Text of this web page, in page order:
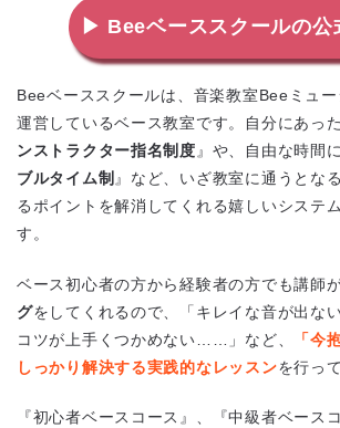
▶ Beeベーススクールの公
Beeベーススクールは、音楽教室Beeミュ
運営しているベース教室です。自分にあっ
ンストラクター指名制度 』や、自由な時間
ブルタイム制 』など、いざ教室に通うとな
るポイントを解消してくれる嬉しいシステ
す。
ベース初心者の方から経験者の方でも講師
グをしてくれるので、「キレイな音が出
コツが上手くつかめない……」など、
「今
しっかり解決する実践的なレッスンを行っ
『初心者ベースコース』、『中級者ベース